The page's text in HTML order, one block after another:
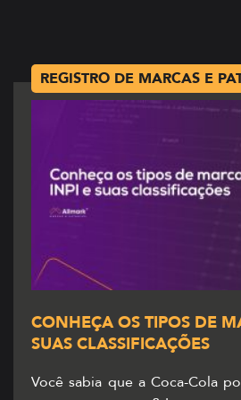
REGISTRO DE MARCAS E
CONHEÇA OS TIPOS DE
SUAS CLASSIFICAÇÕES
Você sabia que a Coca-Cola